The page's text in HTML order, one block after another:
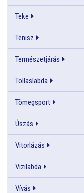
Teke
Tenisz
Természetjárás
Tollaslabda
Tömegsport
Úszás
Vitorlázás
Vizilabda
Vívás